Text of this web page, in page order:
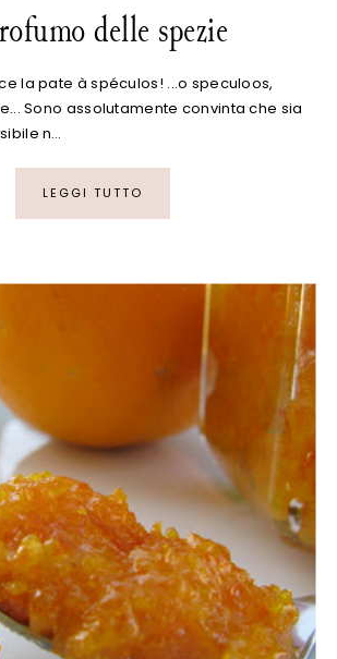
delle spezie
la pate à spéculos! ...o speculoos,
Sono assolutamente convinta che sia
n…
LEGGI TUTTO